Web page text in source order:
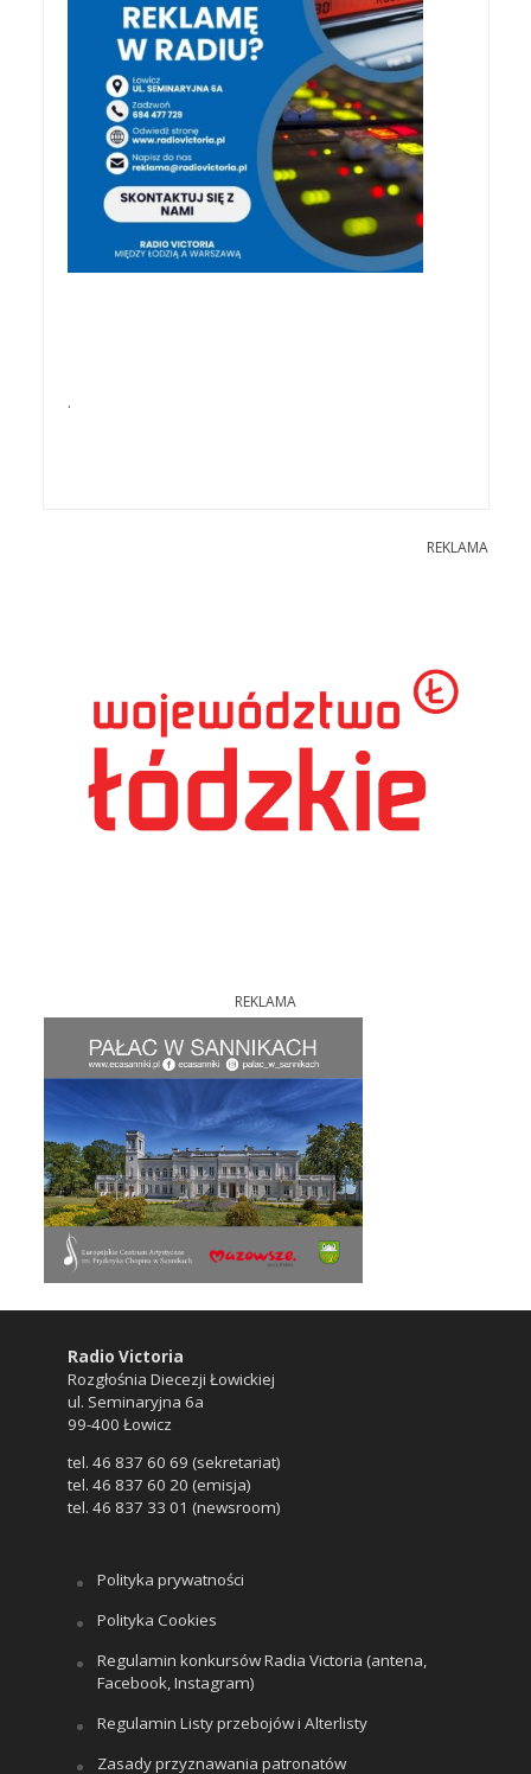
.
REKLAMA
REKLAMA
Radio Victoria
Rozgłośnia Diecezji Łowickiej
ul. Seminaryjna 6a
99-400 Łowicz
tel. 46 837 60 69 (sekretariat)
tel. 46 837 60 20 (emisja)
tel. 46 837 33 01 (newsroom)
Polityka prywatności
Polityka Cookies
Regulamin konkursów Radia Victoria (antena,
Facebook, Instagram)
Regulamin Listy przebojów i Alterlisty
Zasady przyznawania patronatów